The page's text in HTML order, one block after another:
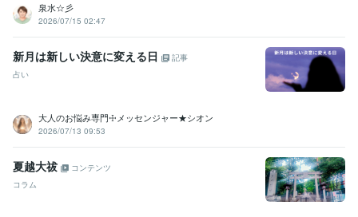
泉水☆彡
2026/07/15 02:47
新月は新しい決意に変える日
記事
占い
大人のお悩み専門☩メッセンジャー★シオン
2026/07/13 09:53
夏越大祓
コンテンツ
コラム